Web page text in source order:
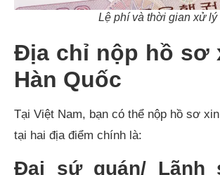
Lệ phí và thời gian xử lý
Địa chỉ nộp hồ sơ
Hàn Quốc
Tại Việt Nam, bạn có thể nộp hồ sơ
tại hai địa điểm chính là:
Đại sứ quán/ Lãnh